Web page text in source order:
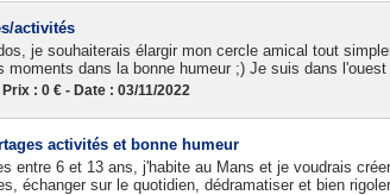
activités
je souhaiterais élargir mon cercle amical tout
moments dans la bonne humeur ;) Je suis dans
: 0 € - Date : 03/11/2022
activités et bonne humeur
entre 6 et 13 ans, j'habite au Mans et je voudrais
échanger sur le quotidien, dédramatiser et bien